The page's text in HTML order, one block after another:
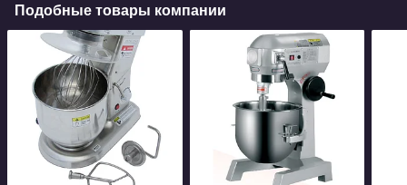
Подобные товары компании